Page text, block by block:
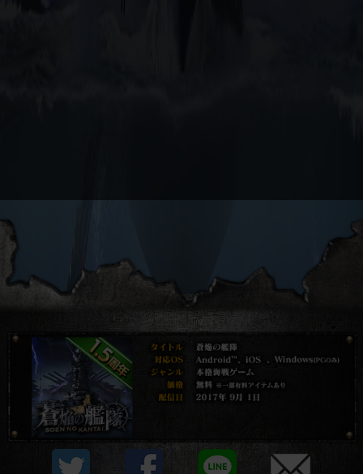
プライバシーポリシー
他社モジュール等について
資金決済法に基づく表示